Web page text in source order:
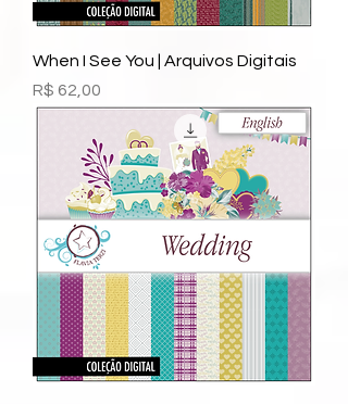
When I See You | Arquivos Digitais
Preço
R$ 62,00